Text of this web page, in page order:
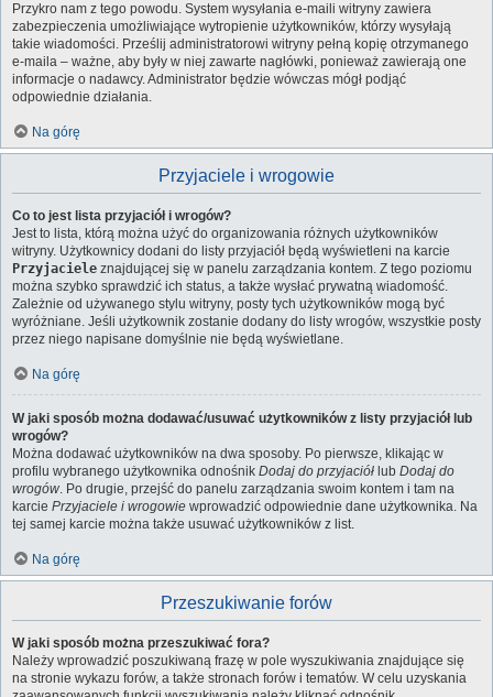
Przykro nam z tego powodu. System wysyłania e-maili witryny zawiera
zabezpieczenia umożliwiające wytropienie użytkowników, którzy wysyłają
takie wiadomości. Prześlij administratorowi witryny pełną kopię otrzymanego
e-maila – ważne, aby były w niej zawarte nagłówki, ponieważ zawierają one
informacje o nadawcy. Administrator będzie wówczas mógł podjąć
odpowiednie działania.
Na górę
Przyjaciele i wrogowie
Co to jest lista przyjaciół i wrogów?
Jest to lista, którą można użyć do organizowania różnych użytkowników
witryny. Użytkownicy dodani do listy przyjaciół będą wyświetleni na karcie
Przyjaciele znajdującej się w panelu zarządzania kontem. Z tego poziomu
można szybko sprawdzić ich status, a także wysłać prywatną wiadomość.
Zależnie od używanego stylu witryny, posty tych użytkowników mogą być
wyróżniane. Jeśli użytkownik zostanie dodany do listy wrogów, wszystkie posty
przez niego napisane domyślnie nie będą wyświetlane.
Na górę
W jaki sposób można dodawać/usuwać użytkowników z listy przyjaciół lub
wrogów?
Można dodawać użytkowników na dwa sposoby. Po pierwsze, klikając w
profilu wybranego użytkownika odnośnik Dodaj do przyjaciół lub Dodaj do
wrogów. Po drugie, przejść do panelu zarządzania swoim kontem i tam na
karcie Przyjaciele i wrogowie wprowadzić odpowiednie dane użytkownika. Na
tej samej karcie można także usuwać użytkowników z list.
Na górę
Przeszukiwanie forów
W jaki sposób można przeszukiwać fora?
Należy wprowadzić poszukiwaną frazę w pole wyszukiwania znajdujące się
na stronie wykazu forów, a także stronach forów i tematów. W celu uzyskania